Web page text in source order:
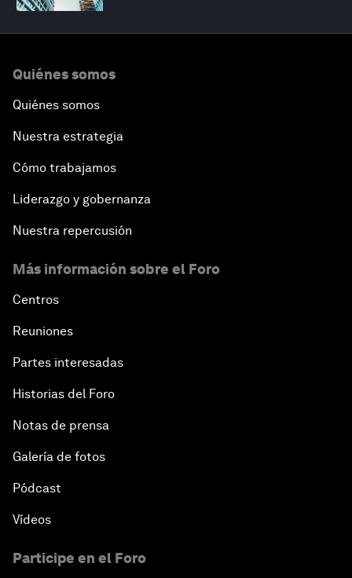
Quiénes somos
Quiénes somos
Nuestra estrategia
Cómo trabajamos
Liderazgo y gobernanza
Nuestra repercusión
Más información sobre el Foro
Centros
Reuniones
Partes interesadas
Historias del Foro
Notas de prensa
Galería de fotos
Pódcast
Vídeos
Participe en el Foro